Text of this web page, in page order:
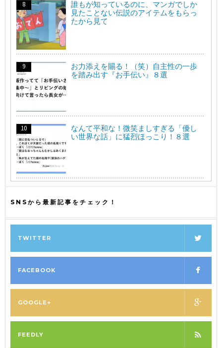
誰もが知っているのに、マンガでしか
見たことない伝説のアイテムをもらっ
たから見て
お力添えを賜る！（笑）自主性の一歩
を踏み出す『お手伝い』８選
なんて平和な！微笑ましすぎる「優し
い世界な話」に猛烈ほっこり！８選
SNSから最新記事をチェック！
TWITTER
FACEBOOK
GOOGLE+
FEEDLY